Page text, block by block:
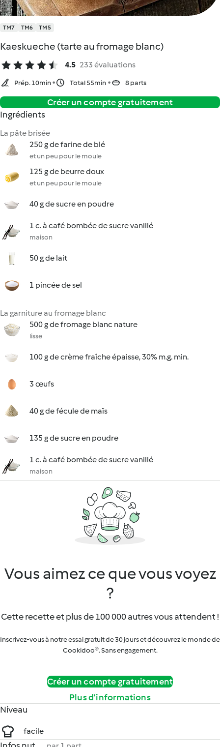
TM7 TM6 TM5
Kaeskueche (tarte au fromage blanc)
4.5 233 évaluations
Prép. 10min Total 55min 8 parts
Créer un compte gratuitement
Ingrédients
La pâte brisée
250 g de farine de blé
et un peu pour le moule
125 g de beurre doux
et un peu pour le moule
40 g de sucre en poudre
1 c. à café bombée de sucre vanillé
maison
50 g de lait
1 pincée de sel
La garniture au fromage blanc
500 g de fromage blanc nature
lisse
100 g de crème fraîche épaisse, 30% m.g. min.
3 œufs
40 g de fécule de maïs
135 g de sucre en poudre
1 c. à café bombée de sucre vanillé
maison
Vous aimez ce que vous voyez
?
Cette recette et plus de 100 000 autres vous attendent !
Inscrivez-vous à notre essai gratuit de 30 jours et découvrez le monde de
Cookidoo®. Sans engagement.
Créer un compte gratuitement
Plus d’informations
Niveau
facile